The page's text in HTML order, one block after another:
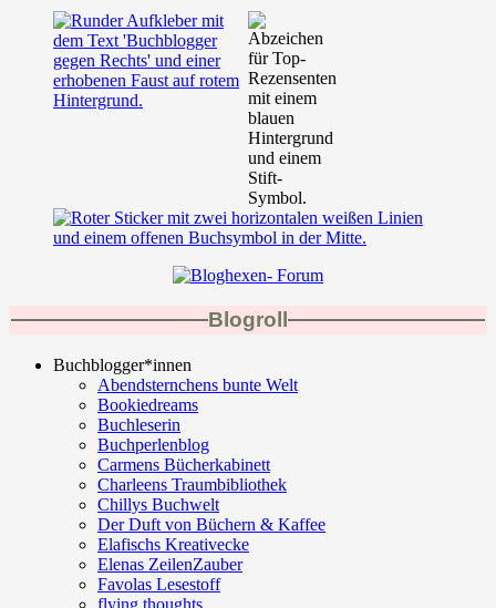
Blogroll
Buchblogger*innen
Abendsternchens bunte Welt
Bookiedreams
Buchleserin
Buchperlenblog
Carmens Bücherkabinett
Charleens Traumbibliothek
Chillys Buchwelt
Der Duft von Büchern & Kaffee
Elafischs Kreativecke
Elenas ZeilenZauber
Favolas Lesestoff
flying thoughts